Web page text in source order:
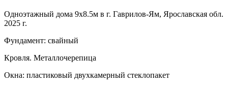
Одноэтажный дома 9х8.5м в г. Гаврилов-Ям, Ярославская обл.
2025 г.
Фундамент: свайный
Кровля. Металлочерепица
Окна: пластиковый двухкамерный стеклопакет